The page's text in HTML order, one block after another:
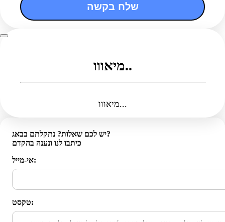
שלח בקשה
מיאווו..
מיאווו...
יש לכם שאלות? נתקלתם בבאג?
כיתבו לנו ונענה בהקדם
אי-מייל:
טקסט: